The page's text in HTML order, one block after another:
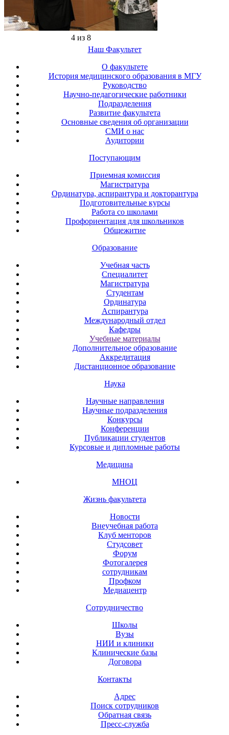
4 из 8
Наш Факультет
О факультете
История медицинского образования в МГУ
Руководство
Научно-педагогические работники
Подразделения
Развитие факультета
Основные сведения об организации
СМИ о нас
Аудитории
Поступающим
Приемная комиссия
Магистратура
Ординатура, аспирантура и докторантура
Подготовительные курсы
Работа со школами
Профориентация для школьников
Общежитие
Образование
Учебная часть
Специалитет
Магистратура
Студентам
Ординатура
Аспирантура
Международный отдел
Кафедры
Учебные материалы
Дополнительное образование
Аккредитация
Дистанционное образование
Наука
Научные направления
Научные подразделения
Конкурсы
Конференции
Публикации студентов
Курсовые и дипломные работы
Медицина
МНОЦ
Жизнь факультета
Новости
Внеучебная работа
Клуб менторов
Студсовет
Форум
Фотогалерея
сотрудникам
Профком
Медиацентр
Сотрудничество
Школы
Вузы
НИИ и клиники
Клинические базы
Договора
Контакты
Адрес
Поиск сотрудников
Обратная связь
Пресс-служба